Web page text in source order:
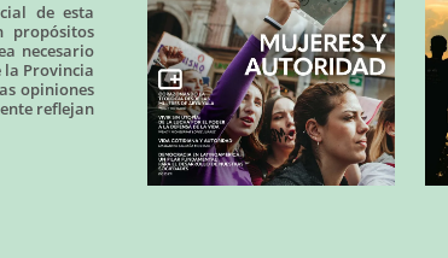
de esta
propósitos
necesario
Provincia
opiniones
reflejan